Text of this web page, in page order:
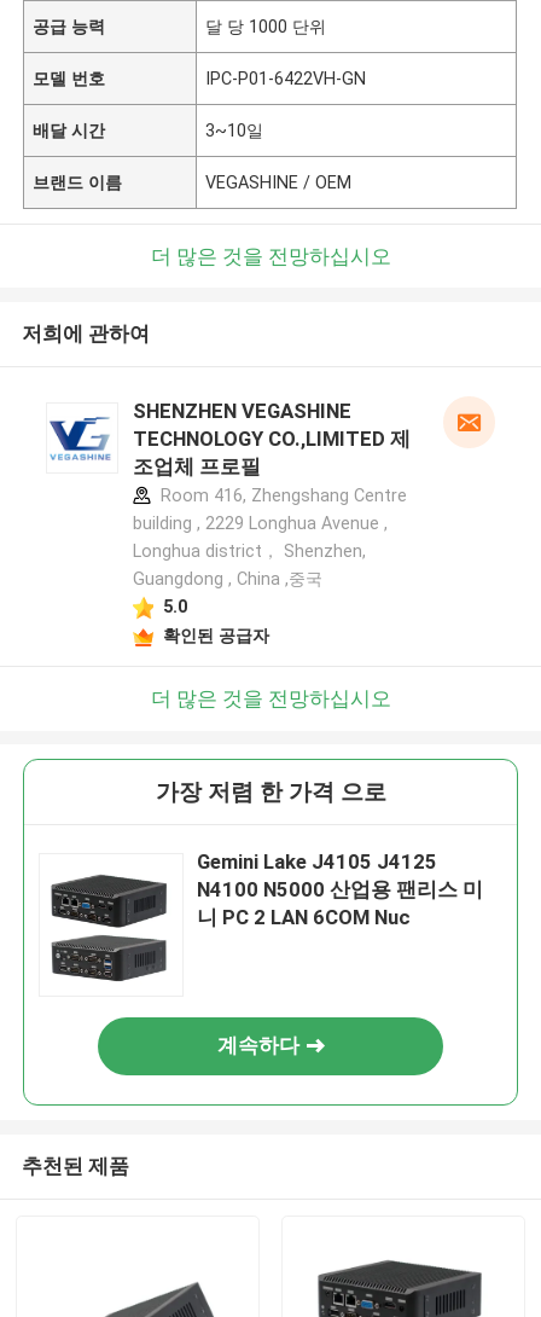
공급 능력 달 당 1000 단위
모델 번호 IPC-P01-6422VH-GN
배달 시간 3~10일
브랜드 이름 VEGASHINE / OEM
더 많은 것을 전망하십시오
저희에 관하여
SHENZHEN VEGASHINE
TECHNOLOGY CO.,LIMITED 제
조업체 프로필
Room 416, Zhengshang Centre
building , 2229 Longhua Avenue ,
Longhua district， Shenzhen,
Guangdong , China ,중국
5.0
확인된 공급자
더 많은 것을 전망하십시오
가장 저렴 한 가격 으로
Gemini Lake J4105 J4125
N4100 N5000 산업용 팬리스 미
니 PC 2 LAN 6COM Nuc
계속하다
추천된 제품